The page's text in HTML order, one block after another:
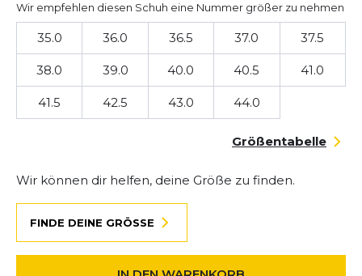
Wir empfehlen diesen Schuh eine Nummer größer zu nehmen
35.0 36.0 36.5 37.0 37.5
38.0 39.0 40.0 40.5 41.0
41.5 42.5 43.0 44.0
Größentabelle
Wir können dir helfen, deine Größe zu finden.
FINDE DEINE GRÖSSE